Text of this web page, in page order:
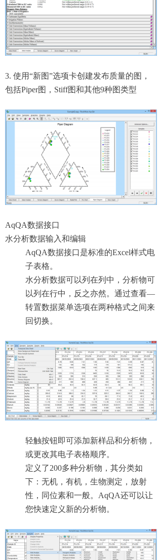
3. 使用“新图”选项卡创建发布质量的图，
包括Piper图，Stiff图和其他9种图类型
AqQA数据接口
水分析数据输入和编辑
AqQA数据接口是标准的Excel样式电
子表格。
水分析数据可以列在列中，分析物可
以列在行中，反之亦然。通过查看—
转置数据菜单选项在两种格式之间来
回切换。
轻触按钮即可添加新样品和分析物，
或更改其电子表格顺序。
定义了200多种分析物，其分类如
下：无机，有机，生物测定，放射
性，同位素和一般。AqQA还可以让
您快速定义新的分析物。